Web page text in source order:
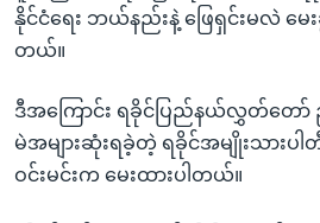
နိုင်ငံရေး ဘယ်နည်းနဲ့ ဖြေရှင်းမလဲ မေ
တယ်။
ဒီအကြောင်း ရခိုင်ပြည်နယ်လွှတ်တော်
မဲအများဆုံးရခဲ့တဲ့ ရခိုင်အမျိုးသား
ဝင်းမင်းက မေးထားပါတယ်။